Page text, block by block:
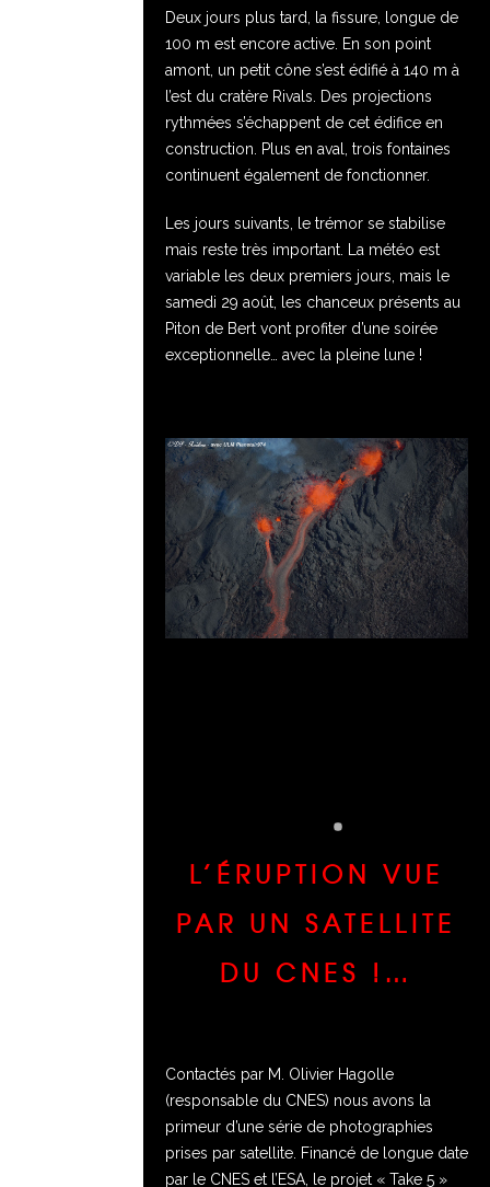
Deux jours plus tard, la fissure, longue de
100 m est encore active. En son point
amont, un petit cône s’est édifié à 140 m à
l’est du cratère Rivals. Des projections
rythmées s’échappent de cet édifice en
construction. Plus en aval, trois fontaines
continuent également de fonctionner.
Les jours suivants, le trémor se stabilise
mais reste très important. La météo est
variable les deux premiers jours, mais le
samedi 29 août, les chanceux présents au
Piton de Bert vont profiter d’une soirée
exceptionnelle… avec la pleine lune !
L’ÉRUPTION VUE
PAR UN SATELLITE
DU CNES !…
Contactés par M. Olivier Hagolle
(responsable du CNES) nous avons la
primeur d’une série de photographies
prises par satellite. Financé de longue date
par le CNES et l’ESA, le projet « Take 5 »